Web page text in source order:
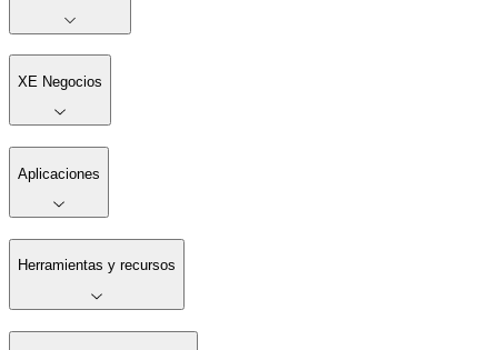
XE Negocios
Aplicaciones
Herramientas y recursos